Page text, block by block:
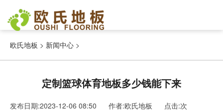
欧氏地板 > 新闻中心 >
定制篮球体育地板多少钱能下来
发布日期:2023-12-06 08:50 作者:欧氏地板 点击:次